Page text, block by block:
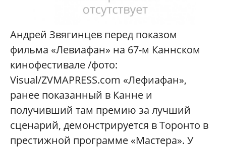
Андрей Звягинцев перед показом
фильма «Левиафан» на 67-м Каннском
кинофестивале /фото:
Visual/ZVMAPRESS.com «Лефиафан»,
ранее показанный в Канне и
получивший там премию за лучший
сценарий, демонстрируется в Торонто в
престижной программе «Мастера». У